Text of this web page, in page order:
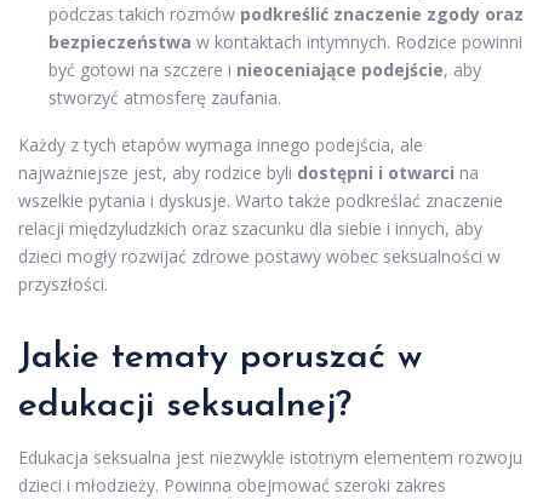
podczas takich rozmów podkreślić znaczenie zgody oraz
bezpieczeństwa w kontaktach intymnych. Rodzice powinni
być gotowi na szczere i nieoceniające podejście, aby
stworzyć atmosferę zaufania.
Każdy z tych etapów wymaga innego podejścia, ale
najważniejsze jest, aby rodzice byli dostępni i otwarci na
wszelkie pytania i dyskusje. Warto także podkreślać znaczenie
relacji międzyludzkich oraz szacunku dla siebie i innych, aby
dzieci mogły rozwijać zdrowe postawy wobec seksualności w
przyszłości.
Jakie tematy poruszać w
edukacji seksualnej?
Edukacja seksualna jest niezwykle istotnym elementem rozwoju
dzieci i młodzieży. Powinna obejmować szeroki zakres